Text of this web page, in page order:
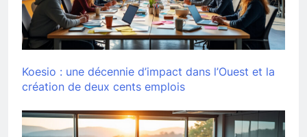
Koesio : une décennie d’impact dans l’Ouest et la
création de deux cents emplois